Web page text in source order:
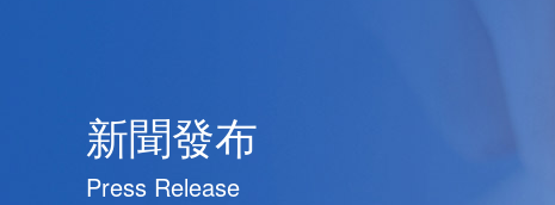
新聞發布
Press Release